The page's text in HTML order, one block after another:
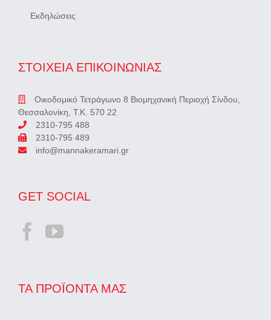
Εκδηλώσεις
ΣΤΟΙΧΕΙΑ ΕΠΙΚΟΙΝΩΝΙΑΣ
Οικοδομικό Τετράγωνο 8 Βιομηχανική Περιοχή Σίνδου,
Θεσσαλονίκη, Τ.Κ. 570 22
2310-795 488
2310-795 489
info@mannakeramari.gr
GET SOCIAL
ΤΑ ΠΡΟΪΌΝΤΑ ΜΑΣ